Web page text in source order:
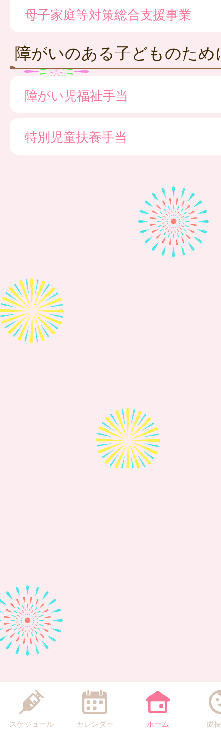
母子家庭等対策総合支援事業
障がいのある子どものため
障がい児福祉手当
特別児童扶養手当
スケジュール カレンダー ホーム 成